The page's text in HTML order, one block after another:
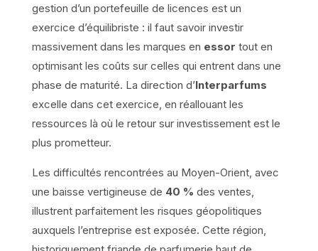
gestion d’un portefeuille de licences est un
exercice d’équilibriste : il faut savoir investir
massivement dans les marques en essor tout en
optimisant les coûts sur celles qui entrent dans une
phase de maturité. La direction d’Interparfums
excelle dans cet exercice, en réallouant les
ressources là où le retour sur investissement est le
plus prometteur.
Les difficultés rencontrées au Moyen-Orient, avec
une baisse vertigineuse de 40 % des ventes,
illustrent parfaitement les risques géopolitiques
auxquels l’entreprise est exposée. Cette région,